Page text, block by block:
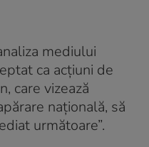
mediului
ca acţiuni de
care vizează
naţională, să
următoare”.